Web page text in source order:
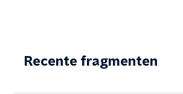
Recente fragmenten